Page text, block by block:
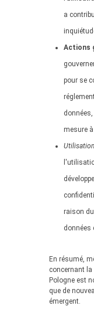
a
Actions
pour se
mesure
raison
données
En résumé,
concernant
Pologne est
que de
émergent.